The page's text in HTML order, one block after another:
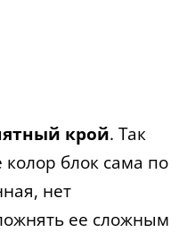
крой. Так
колор блок сама по
нет
ее сложным